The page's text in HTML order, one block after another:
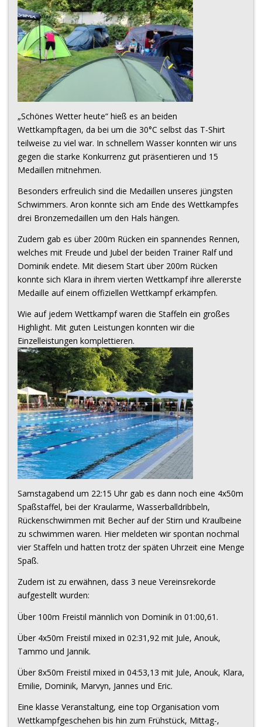
„Schönes Wetter heute“ hieß es an beiden
Wettkampftagen, da bei um die 30°C selbst das T-Shirt
teilweise zu viel war. In schnellem Wasser konnten wir uns
gegen die starke Konkurrenz gut präsentieren und 15
Medaillen mitnehmen.
Besonders erfreulich sind die Medaillen unseres jüngsten
Schwimmers. Aron konnte sich am Ende des Wettkampfes
drei Bronzemedaillen um den Hals hängen.
Zudem gab es über 200m Rücken ein spannendes Rennen,
welches mit Freude und Jubel der beiden Trainer Ralf und
Dominik endete. Mit diesem Start über 200m Rücken
konnte sich Klara in ihrem vierten Wettkampf ihre allererste
Medaille auf einem offiziellen Wettkampf erkämpfen.
Wie auf jedem Wettkampf waren die Staffeln ein großes
Highlight. Mit guten Leistungen konnten wir die
Einzelleistungen komplettieren.
Samstagabend um 22:15 Uhr gab es dann noch eine 4x50m
Spaßstaffel, bei der Kraularme, Wasserballdribbeln,
Rückenschwimmen mit Becher auf der Stirn und Kraulbeine
zu schwimmen waren. Hier meldeten wir spontan nochmal
vier Staffeln und hatten trotz der späten Uhrzeit eine Menge
Spaß.
Zudem ist zu erwähnen, dass 3 neue Vereinsrekorde
aufgestellt wurden:
Über 100m Freistil männlich von Dominik in 01:00,61.
Über 4x50m Freistil mixed in 02:31,92 mit Jule, Anouk,
Tammo und Jannik.
Über 8x50m Freistil mixed in 04:53,13 mit Jule, Anouk, Klara,
Emilie, Dominik, Marvyn, Jannes und Eric.
Eine klasse Veranstaltung, eine top Organisation vom
Wettkampfgeschehen bis hin zum Frühstück, Mittag-,